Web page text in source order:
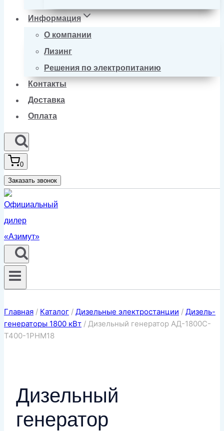
Информация
О компании
Лизинг
Решения по электропитанию
Контакты
Доставка
Оплата
0
Заказать звонок
Главная / Каталог / Дизельные электростанции / Дизель-
генераторы 1800 кВт / Дизельный генератор АД-1800С-
Т400-1РНМ18
Дизельный
генератор